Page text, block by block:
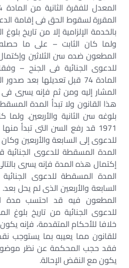
المقررة لسقوط الحق فى إقامة
بالخدمة الإلزامية إلا من تاريخ بلوغ
ولما كان الثابت – على ما
المطعون ضده سن الثلاثين
للدعوى الجنائية فى الجنح –
المشار إليه ومن ثم فإنه يسرى فى
هذا القانون ولا تبدأ المدة
1971 قد رفع السن التى تبدأ
للدعوى إلى السابعة والأربعين
المدة المسقطة للدعوى
إكتمال هذه المدة فإنه يسرى
المدة المسقطة للدعوى
السابعة والأربعين الذى لم يحل
المطعون فيه قد احتسب مدة
للدعوى الجنائية من تاريخ بلوغ
خلافا للأحكام المتقدمة، فإنه
للقانون مما يعيبه بما يستوجب
فقد حجب المحكمة عن نظر موضوع
يكون مع النقض الإحالة.